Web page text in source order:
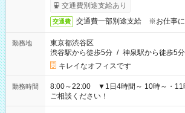
交通費別途支給あり
交通費 交通費一部別途支給 ※お仕事に
勤務地
東京都渋谷区
渋谷駅から徒歩5分 / 神泉駅から徒歩5分
キレイなオフィスです
勤務時間
8:00～22:00 ▼1日4時間～ 10時～・11
ご相談ください！